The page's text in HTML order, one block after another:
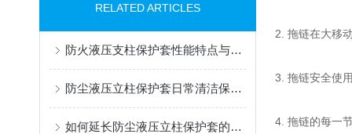
RELATED ARTICLES
防火液压支柱保护套性能特点与阻燃防护应用
防尘液压立柱保护套日常清洁保养与更换规范
如何延长防尘液压立柱保护套的使用寿命？
2. 拖链在大移
3. 拖链安全使
4. 拖链的每一